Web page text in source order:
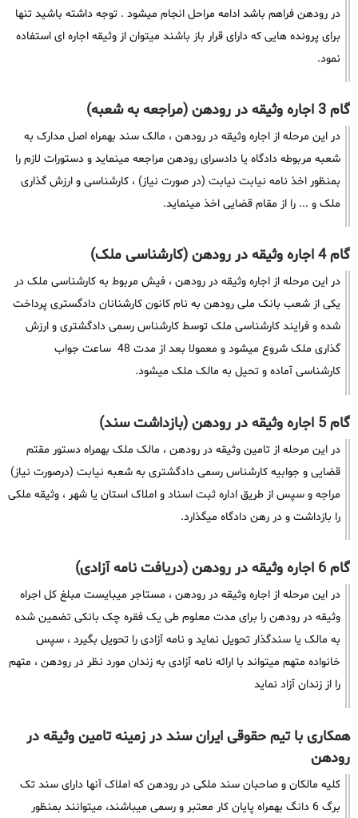
در رودهن فراهم باشد ادامه مراحل انجام میشود . توجه داشته باشید تنها
برای پرونده هایی که دارای قرار باز باشند میتوان از وثیقه اجاره ای استفاده
نمود.
گام 3 اجاره وثیقه در رودهن (مراجعه به شعبه)
در این مرحله از اجاره وثیقه در رودهن ، مالک سند بهمراه اصل مدارک به
شعبه مربوطه دادگاه یا دادسرای رودهن مراجعه مینماید و دستورات لازم را
بمنظور اخذ نامه نیابت نیابت (در صورت نیاز) ، کارشناسی و ارزش گذاری
ملک و ... را از مقام قضایی اخذ مینماید.
گام 4 اجاره وثیقه در رودهن (کارشناسی ملک)
در این مرحله از اجاره وثیقه در رودهن ، فیش مربوط به کارشناسی ملک در
یکی از شعب بانک ملی رودهن به نام کانون کارشنانان دادگستری پرداخت
شده و فرایند کارشناسی ملک توسط کارشناس رسمی دادگشتری و ارزش
گذاری ملک شروع میشود و معمولا بعد از مدت 48 ساعت جواب
کارشناسی آماده و تحیل به مالک ملک میشود.
گام 5 اجاره وثیقه در رودهن (بازداشت سند)
در این مرحله از تامین وثیقه در رودهن ، مالک ملک بهمراه دستور مقتم
قضایی و جوابیه کارشناس رسمی دادگشتری به شعبه نیابت (درصورت نیاز)
مراجه و سپس از طریق اداره ثبت اسناد و املاک استان یا شهر ، وثیقه ملکی
را بازداشت و در رهن دادگاه میگذارد.
گام 6 اجاره وثیقه در رودهن (دریافت نامه آزادی)
در این مرحله از اجاره وثیقه در رودهن ، مستاجر میبایست مبلغ کل اجراه
وثیقه در رودهن را برای مدت معلوم طی یک فقره چک بانکی تضمین شده
به مالک یا سندگذار تحویل نماید و نامه آزادی را تحویل بگیرد ، سپس
خانواده متهم میتواند با ارائه نامه آزادی به زندان مورد نظر در رودهن ، متهم
را از زندان آزاد نماید
همکاری با تیم حقوقی ایران سند در زمینه تامین وثیقه در
رودهن
کلیه مالکان و صاحبان سند ملکی در رودهن که املاک آنها دارای سند تک
برگ 6 دانگ بهمراه پایان کار معتبر و رسمی میباشند، میتوانند بمنظور